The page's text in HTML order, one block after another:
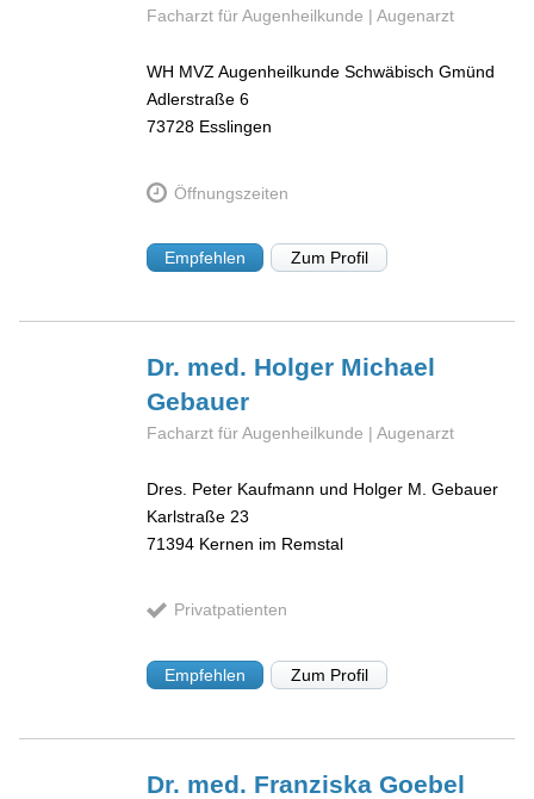
Facharzt für Augenheilkunde | Augenarzt
WH MVZ Augenheilkunde Schwäbisch Gmünd
Adlerstraße 6
73728 Esslingen
Öffnungszeiten
Empfehlen Zum Profil
Dr. med. Holger Michael
Gebauer
Facharzt für Augenheilkunde | Augenarzt
Dres. Peter Kaufmann und Holger M. Gebauer
Karlstraße 23
71394 Kernen im Remstal
Privatpatienten
Empfehlen Zum Profil
Dr. med. FranziskaGoebel